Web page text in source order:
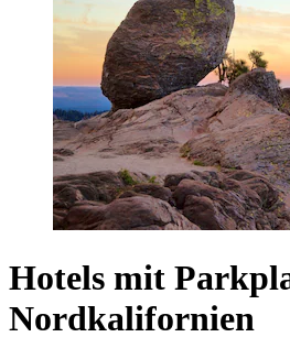
Hotels mit
Nordkalifornien